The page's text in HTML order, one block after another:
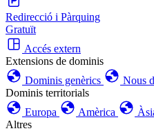
Redirecció i Pàrquing
Gratuït
Accés extern
Extensions de dominis
Dominis genèrics
Nous
Dominis territorials
Europa
Amèrica
Altres